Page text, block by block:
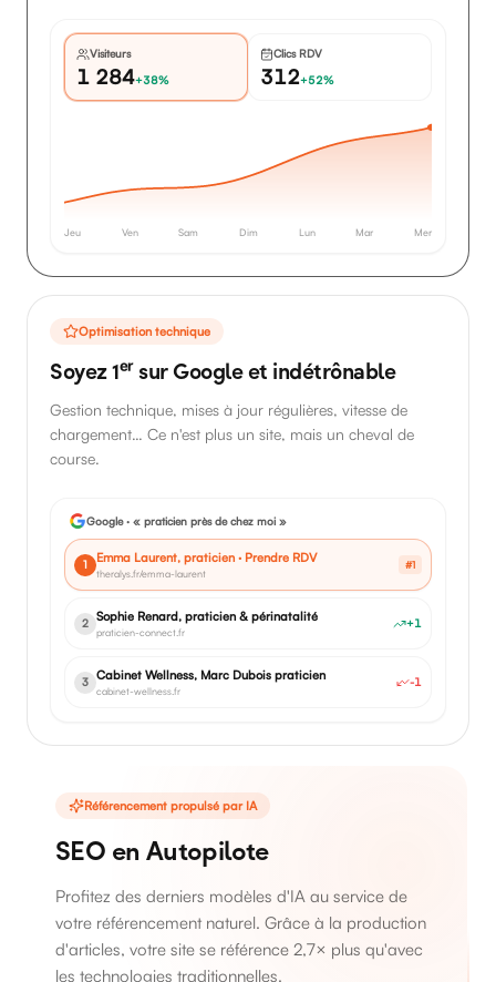
Visiteurs
1 284+38%
Clics RDV
312+52%
Jeu Ven Sam Dim Lun Mar Mer
Optimisation technique
Soyez 1ᵉʳ sur Google et indétrônable
Gestion technique, mises à jour régulières, vitesse de
chargement… Ce n'est plus un site, mais un cheval de
course.
Google · « praticien près de chez moi »
1 Emma Laurent, praticien · Prendre RDV
theralys.fr/emma-laurent
#1
2 Cabinet Wellness, Marc Dubois praticien
cabinet-wellness.fr
-1
3 Sophie Renard, praticien & périnatalité
praticien-connect.fr
+1
Référencement propulsé par IA
SEO en Autopilote
Profitez des derniers modèles d'IA au service de
votre référencement naturel. Grâce à la production
d'articles, votre site se référence 2,7× plus qu'avec
les technologies traditionnelles.